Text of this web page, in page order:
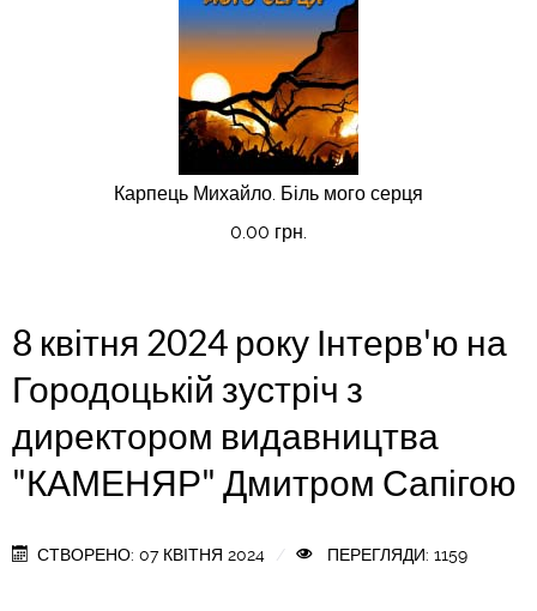
Карпець Михайло. Біль мого серця
0.00 грн.
8 квітня 2024 року Інтерв'ю на
Городоцькій зустріч з
директором видавництва
"КАМЕНЯР" Дмитром Сапігою
СТВОРЕНО: 07 КВІТНЯ 2024 ПЕРЕГЛЯДИ: 1159